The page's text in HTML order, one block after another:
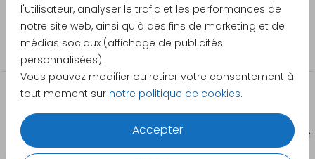
l'utilisateur, analyser le trafic et les performances de
notre site web, ainsi qu'à des fins de marketing et de
médias sociaux (affichage de publicités
personnalisées).
Vous pouvez modifier ou retirer votre consentement à
tout moment sur notre politique de cookies.
Accepter
Catégorie
À personnaliser
La papeterie assortie